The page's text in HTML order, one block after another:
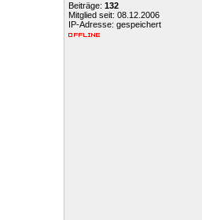
Beiträge: 132
Mitglied seit: 08.12.2006
IP-Adresse: gespeichert